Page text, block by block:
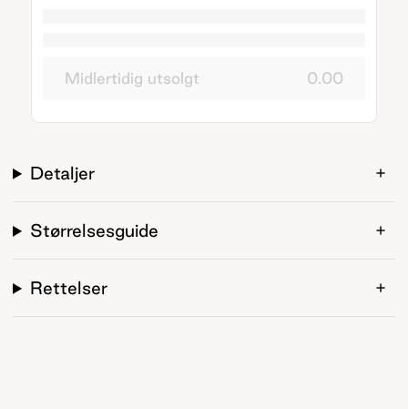
Midlertidig utsolgt 0.00
Detaljer
Størrelsesguide
Rettelser